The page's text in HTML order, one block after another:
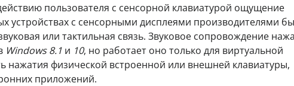
пользователя с сенсорной клавиатурой ощущение
устройствах с сенсорными дисплеями производителями
или тактильная связь. Звуковое сопровождение
Windows 8.1 и 10, но работает оно только для виртуальной
нажатия физической встроенной или внешней клавиатуры,
приложений.